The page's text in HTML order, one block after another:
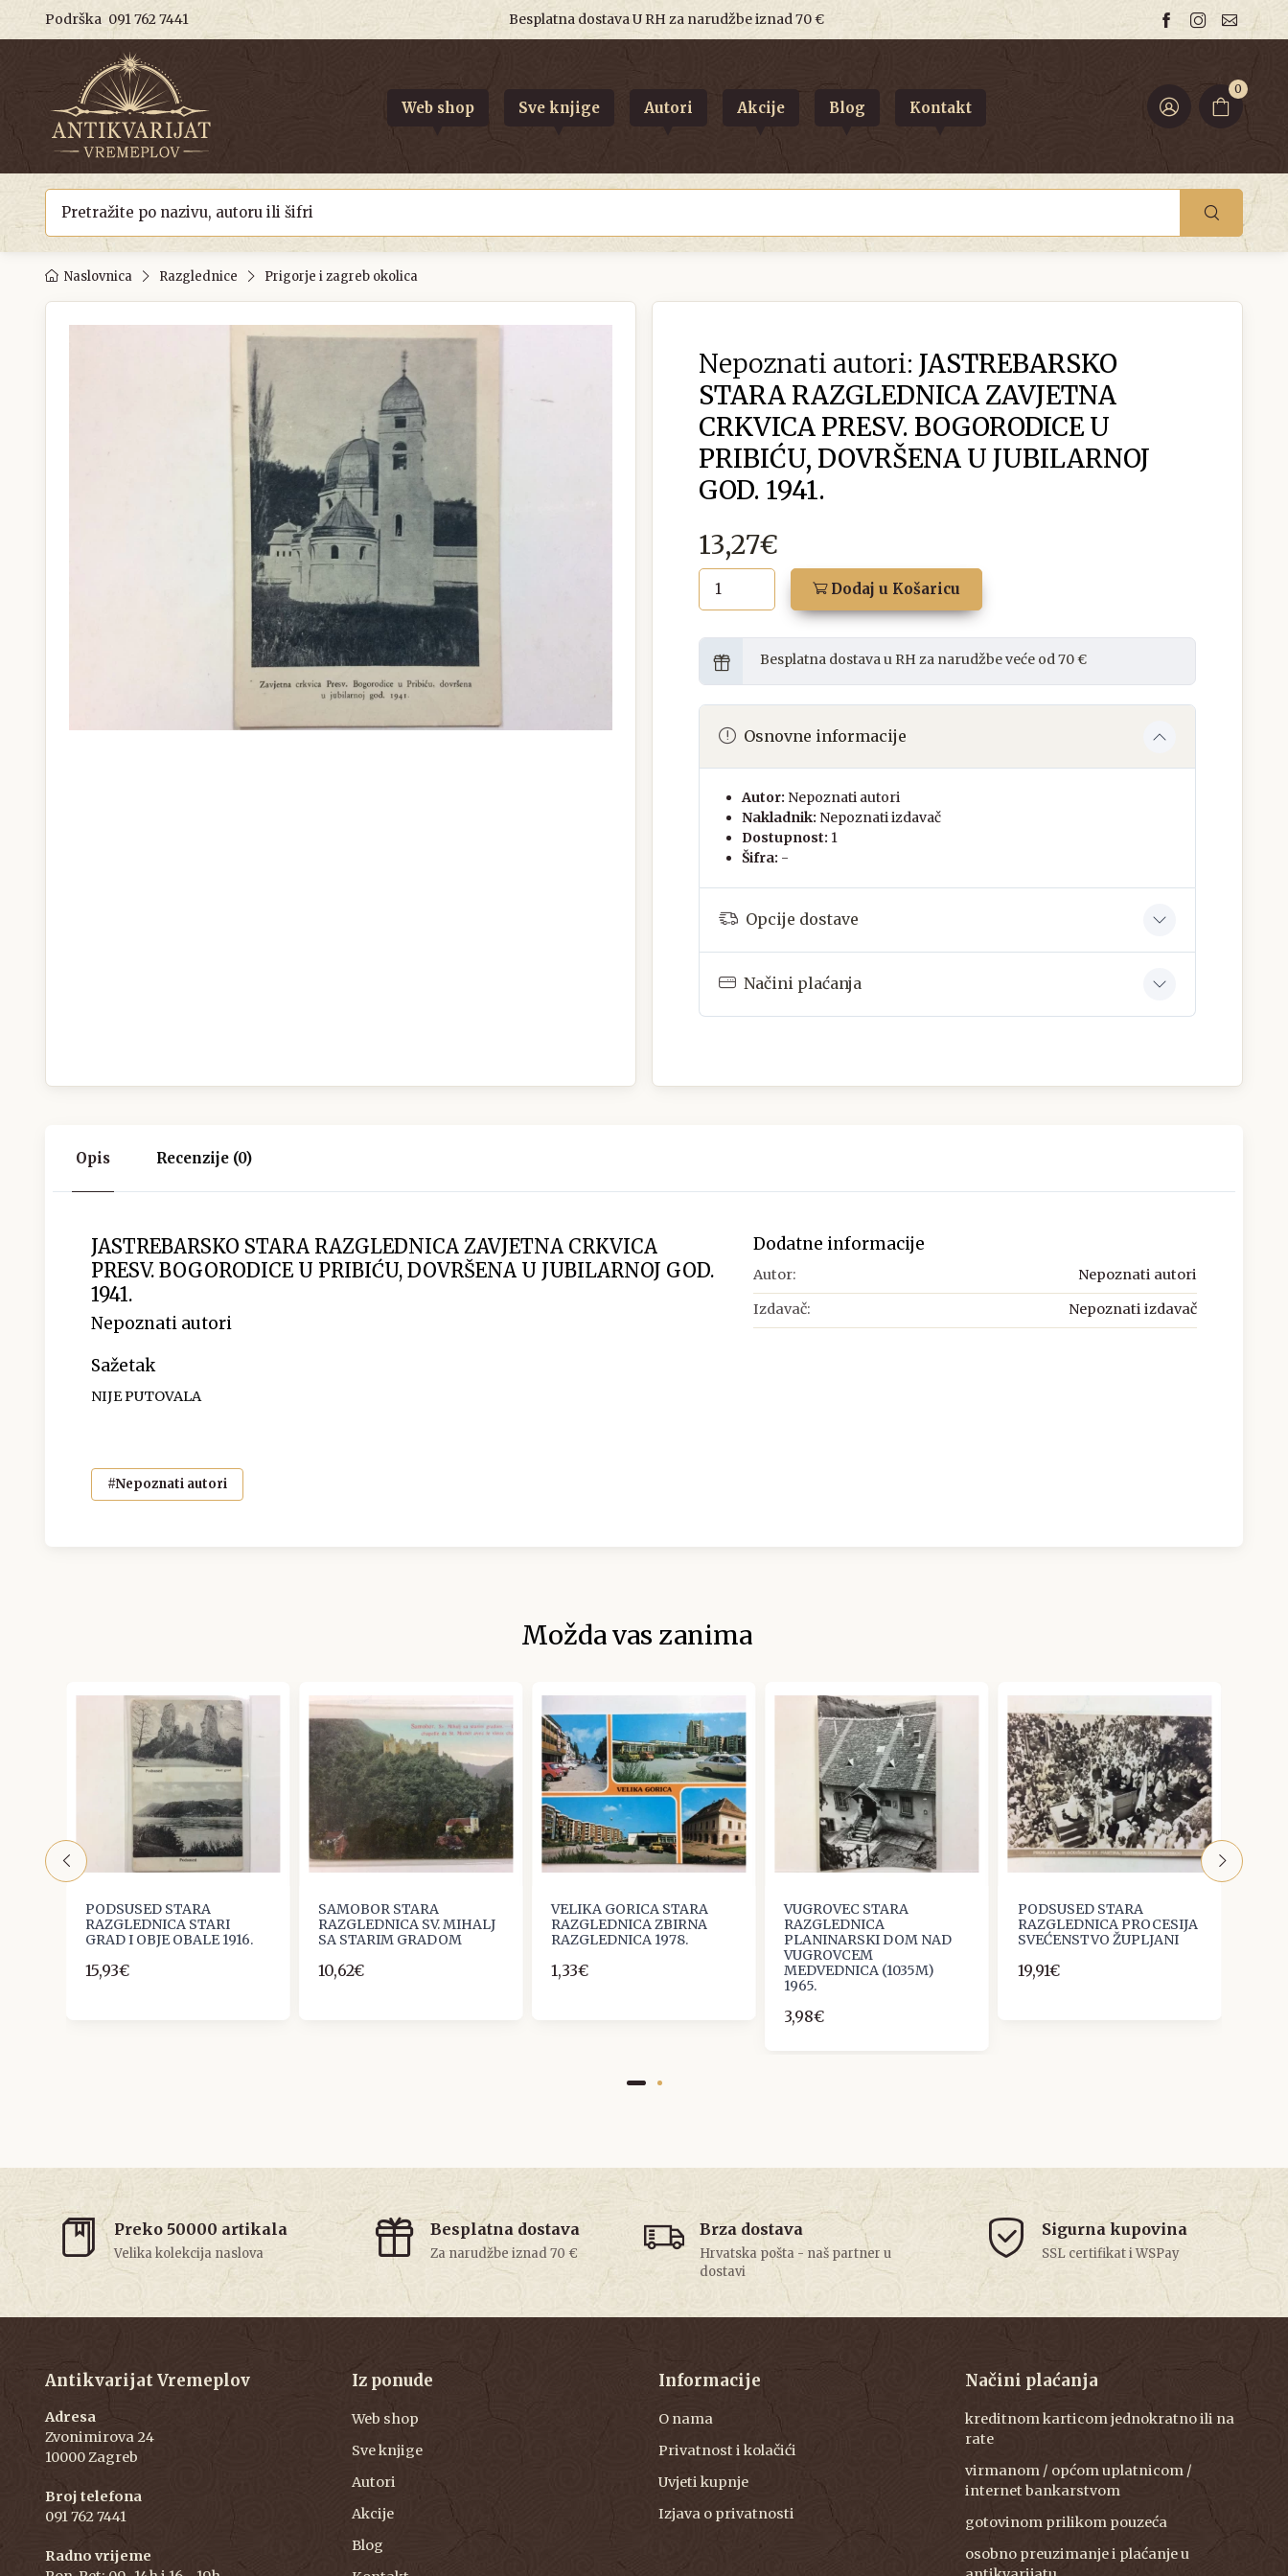
Podrška 091 762 7441 Besplatna dostava U RH za narudžbe iznad 70 €
0
Web shop Sve knjige Autori Akcije Blog Kontakt
Naslovnica Razglednice Prigorje i zagreb okolica
Nepoznati autori: JASTREBARSKO
STARA RAZGLEDNICA ZAVJETNA
CRKVICA PRESV. BOGORODICE U
PRIBIĆU, DOVRŠENA U JUBILARNOJ
GOD. 1941.
13,27€
Dodaj u Košaricu
Besplatna dostava u RH za narudžbe veće od 70 €
Osnovne informacije
Autor: Nepoznati autori
Nakladnik: Nepoznati izdavač
Dostupnost: 1
Šifra: -
Opcije dostave
Načini plaćanja
Opis Recenzije (0)
JASTREBARSKO STARA RAZGLEDNICA ZAVJETNA CRKVICA
PRESV. BOGORODICE U PRIBIĆU, DOVRŠENA U JUBILARNOJ GOD.
1941.
Nepoznati autori
Sažetak
NIJE PUTOVALA
#Nepoznati autori
Dodatne informacije
Autor: Nepoznati autori
Izdavač: Nepoznati izdavač
Možda vas zanima
PODSUSED STARA
RAZGLEDNICA STARI
GRAD I OBJE OBALE 1916.
15,93€
SAMOBOR STARA
RAZGLEDNICA SV. MIHALJ
SA STARIM GRADOM
10,62€
VELIKA GORICA STARA
RAZGLEDNICA ZBIRNA
RAZGLEDNICA 1978.
1,33€
VUGROVEC STARA
RAZGLEDNICA
PLANINARSKI DOM NAD
VUGROVCEM
MEDVEDNICA (1035M)
1965.
3,98€
PODSUSED STARA
RAZGLEDNICA PROCESIJA
SVEĆENSTVO ŽUPLJANI
19,91€
Preko 50000 artikala
Velika kolekcija naslova
Besplatna dostava
Za narudžbe iznad 70 €
Brza dostava
Hrvatska pošta - naš partner u
dostavi
Sigurna kupovina
SSL certifikat i WSPay
Antikvarijat Vremeplov
Adresa
Zvonimirova 24
10000 Zagreb
Broj telefona
091 762 7441
Radno vrijeme
Iz ponude
Web shop
Sve knjige
Autori
Akcije
Blog
Informacije
O nama
Privatnost i kolačići
Uvjeti kupnje
Izjava o privatnosti
Načini plaćanja
kreditnom karticom jednokratno ili na
rate
virmanom / općom uplatnicom /
internet bankarstvom
gotovinom prilikom pouzeća
osobno preuzimanje i plaćanje u